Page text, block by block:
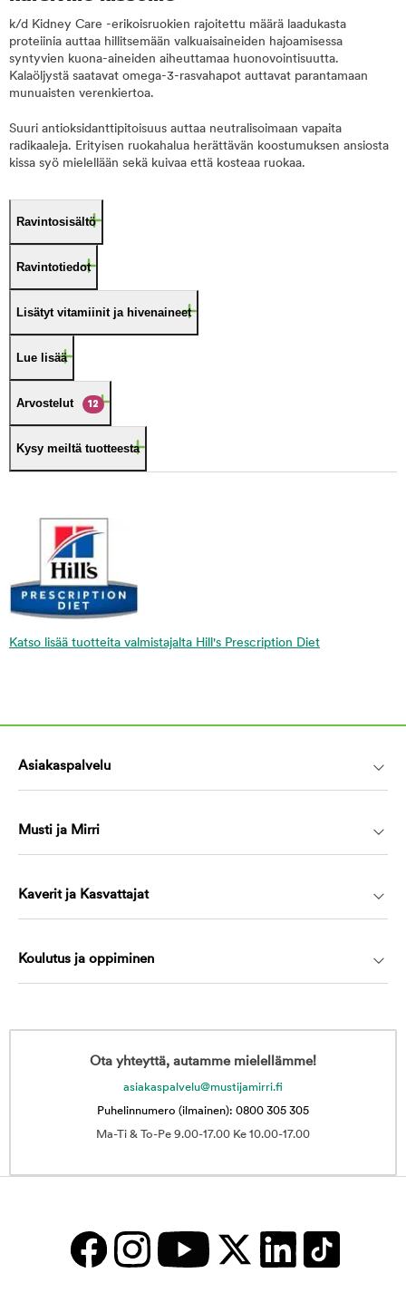
k/d Kidney Care -erikoisruokien rajoitettu määrä laadukasta
proteiinia auttaa hillitsemään valkuaisaineiden hajoamisessa
syntyvien kuona-aineiden aiheuttamaa huonovointisuutta.
Kalaöljystä saatavat omega-3-rasvahapot auttavat parantamaan
munuaisten verenkiertoa.
Suuri antioksidanttipitoisuus auttaa neutralisoimaan vapaita
radikaaleja. Erityisen ruokahalua herättävän koostumuksen ansiosta
kissa syö mielellään sekä kuivaa että kosteaa ruokaa.
Ravintosisältö
Ravintotiedot
Lisätyt vitamiinit ja hivenaineet
Lue lisää
Arvostelut 12
Kysy meiltä tuotteesta
Katso lisää tuotteita valmistajalta Hill's Prescription Diet
Asiakaspalvelu
Musti ja Mirri
Kaverit ja Kasvattajat
Koulutus ja oppiminen
Ota yhteyttä, autamme mielellämme!
asiakaspalvelu@mustijamirri.fi
Puhelinnumero (ilmainen): 0800 305 305
Ma-Ti & To-Pe 9.00-17.00 Ke 10.00-17.00